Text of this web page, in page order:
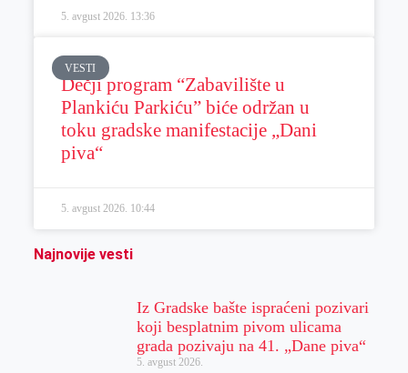
5. avgust 2026. 13:36
VESTI
Dečji program “Zabavilište u
Plankiću Parkiću” biće održan u
toku gradske manifestacije „Dani
piva“
5. avgust 2026. 10:44
Najnovije vesti
Iz Gradske bašte ispraćeni pozivari
koji besplatnim pivom ulicama
grada pozivaju na 41. „Dane piva“
5. avgust 2026.